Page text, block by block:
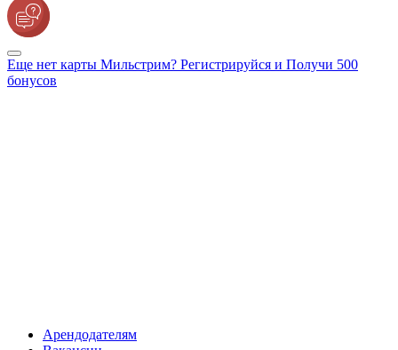
Еще нет карты Мильстрим? Регистрируйся и Получи 500
бонусов
Арендодателям